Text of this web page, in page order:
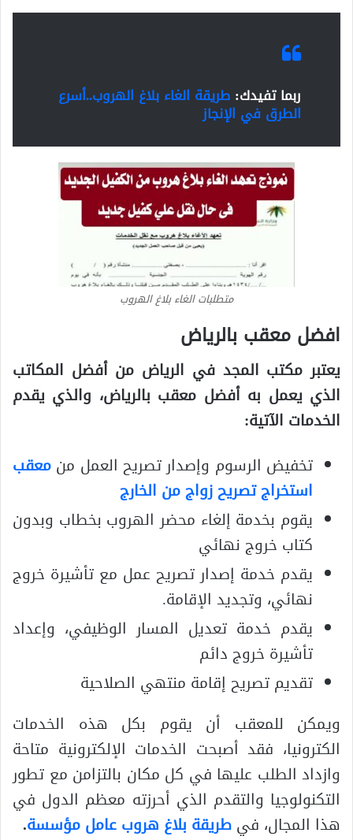
ربما تفيدك: طريقة الغاء بلاغ الهروب..أسرع
الطرق في الإنجاز
متطلبات الغاء بلاغ الهروب
افضل معقب بالرياض
يعتبر مكتب المجد في الرياض من أفضل المكاتب
الذي يعمل به أفضل معقب بالرياض، والذي يقدم
الخدمات الآتية:
تخفيض الرسوم وإصدار تصريح العمل منمعقب
استخراج تصريح زواج من الخارج
يقوم بخدمة إلغاء محضر الهروب بخطاب وبدون
كتاب خروج نهائي
يقدم خدمة إصدار تصريح عمل مع تأشيرة خروج
نهائي، وتجديد الإقامة.
يقدم خدمة تعديل المسار الوظيفي، وإعداد
تأشيرة خروج دائم
تقديم تصريح إقامة منتهي الصلاحية
ويمكن للمعقب أن يقوم بكل هذه الخدمات
الكترونيا، فقد أصبحت الخدمات الإلكترونية متاحة
وازداد الطلب عليها في كل مكان بالتزامن مع تطور
التكنولوجيا والتقدم الذي أحرزته معظم الدول في
هذا المجال، فيطريقة بلاغ هروب عامل مؤسسة.